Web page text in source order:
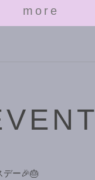
more
デー🎉🎂